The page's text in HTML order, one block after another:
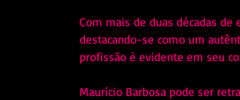
Com mais de duas décadas
destacando-se como um
profissão é evidente em seu
Maurício Barbosa pode ser